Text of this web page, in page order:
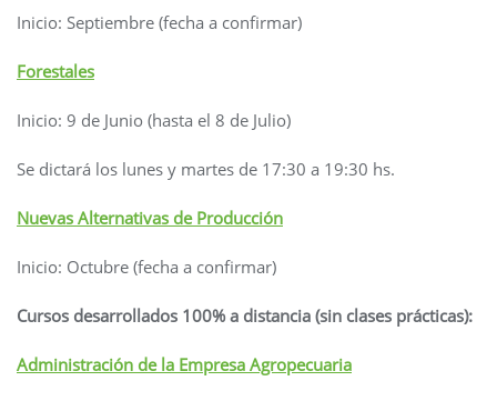
Inicio: Septiembre (fecha a confirmar)
Forestales
Inicio: 9 de Junio (hasta el 8 de Julio)
Se dictará los lunes y martes de 17:30 a 19:30 hs.
Nuevas Alternativas de Producción
Inicio: Octubre (fecha a confirmar)
Cursos desarrollados 100% a distancia (sin clases prácticas):
Administración de la Empresa Agropecuaria